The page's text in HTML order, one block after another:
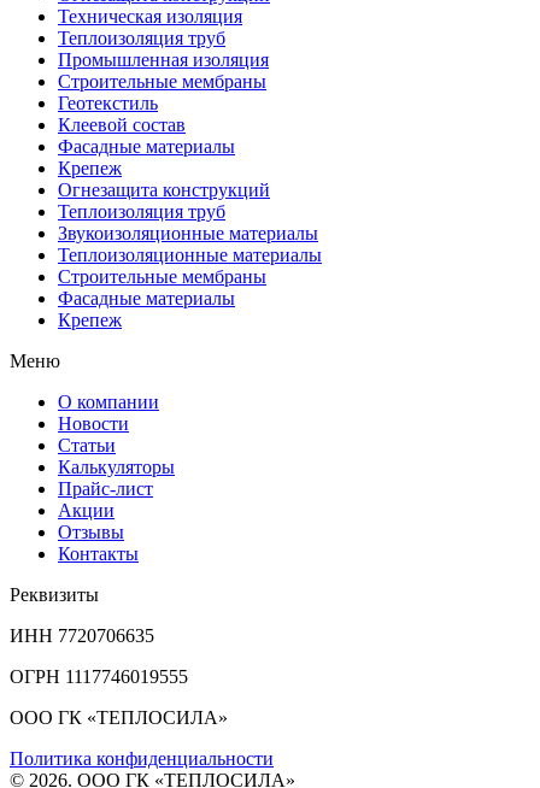
Техническая изоляция
Теплоизоляция труб
Промышленная изоляция
Строительные мембраны
Геотекстиль
Клеевой состав
Фасадные материалы
Крепеж
Огнезащита конструкций
Теплоизоляция труб
Звукоизоляционные материалы
Теплоизоляционные материалы
Строительные мембраны
Фасадные материалы
Крепеж
Меню
О компании
Новости
Статьи
Калькуляторы
Прайс-лист
Акции
Отзывы
Контакты
Реквизиты
ИНН 7720706635
ОГРН 1117746019555
ООО ГК «ТЕПЛОСИЛА»
Политика конфиденциальности
© 2026. ООО ГК «ТЕПЛОСИЛА»